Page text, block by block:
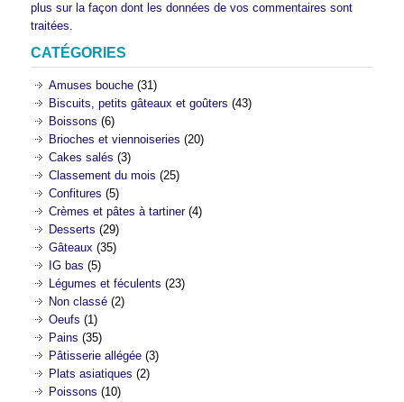
plus sur la façon dont les données de vos commentaires sont
traitées.
CATÉGORIES
Amuses bouche (31)
Biscuits, petits gâteaux et goûters (43)
Boissons (6)
Brioches et viennoiseries (20)
Cakes salés (3)
Classement du mois (25)
Confitures (5)
Crèmes et pâtes à tartiner(4)
Desserts (29)
Gâteaux (35)
IG bas (5)
Légumes et féculents (23)
Non classé (2)
Oeufs (1)
Pains (35)
Pâtisserie allégée (3)
Plats asiatiques (2)
Poissons (10)